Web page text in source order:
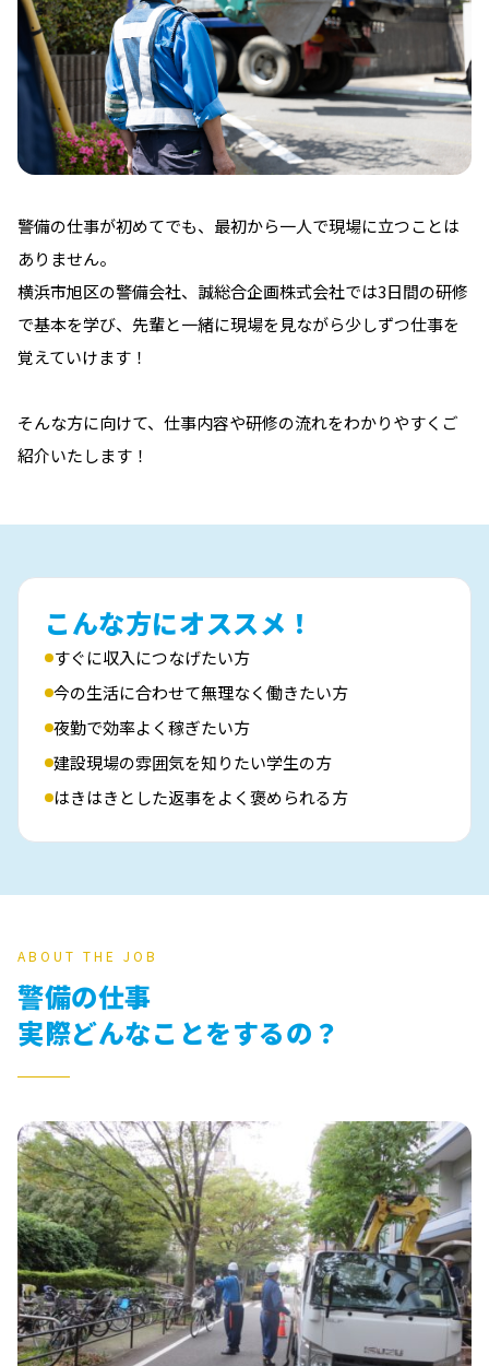
警備の仕事が初めてでも、最初から一人で現場に立つことは
ありません。
横浜市旭区の警備会社、誠総合企画株式会社では3日間の研修
で基本を学び、先輩と一緒に現場を見ながら少しずつ仕事を
覚えていけます！
そんな方に向けて、仕事内容や研修の流れをわかりやすくご
紹介いたします！
こんな方にオススメ！
すぐに収入につなげたい方
今の生活に合わせて無理なく働きたい方
夜勤で効率よく稼ぎたい方
建設現場の雰囲気を知りたい学生の方
はきはきとした返事をよく褒められる方
ABOUT THE JOB
警備の仕事
実際どんなことをするの？